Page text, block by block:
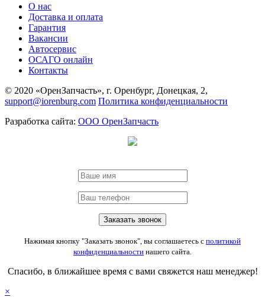
О нас
Доставка и оплата
Гарантия
Вакансии
Автосервис
ОСАГО онлайн
Контакты
© 2020 «ОренЗапчасть», г. Оренбург, Донецкая, 2,
support@iorenburg.com Политика конфиденциальности
Разработка сайта: ООО ОренЗапчасть
Нажимая кнопку "Заказать звонок", вы соглашаетесь с политикой
конфиденциальности нашего сайта.
Спасибо, в ближайшее время с вами свяжется наш менеджер!
×